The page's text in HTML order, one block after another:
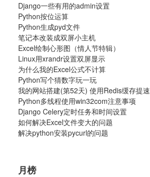
Django一些有用的admin设置
Python按位运算
Python生成pyd文件
笔记本改装成双屏小主机
Excel绘制心形图（情人节特辑）
Linux用xrandr设置双屏显示
为什么我的Excel公式不计算
Python写个猜数字玩一玩
我的网站搭建(第52天) 使用Redis缓存提速
Python多线程使用win32com注意事项
Django Celery定时任务和时间设置
如何解决Excel文件变大的问题
解决python安装pycurl的问题
月榜